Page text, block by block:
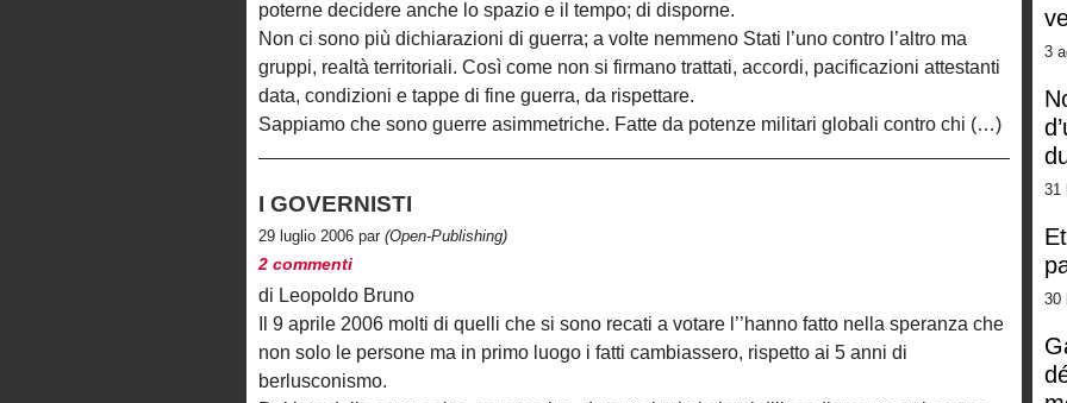
poterne decidere anche lo spazio e il tempo; di disporne.
Non ci sono più dichiarazioni di guerra; a volte nemmeno Stati l’uno contro l’altro ma
gruppi, realtà territoriali. Così come non si firmano trattati, accordi, pacificazioni attestanti
data, condizioni e tappe di fine guerra, da rispettare.
Sappiamo che sono guerre asimmetriche. Fatte da potenze militari globali contro chi (…)
I GOVERNISTI
29 luglio 2006 par (Open-Publishing)
2 commenti
di Leopoldo Bruno
Il 9 aprile 2006 molti di quelli che si sono recati a votare l’’hanno fatto nella speranza che
non solo le persone ma in primo luogo i fatti cambiassero, rispetto ai 5 anni di
berlusconismo.
3
31
30